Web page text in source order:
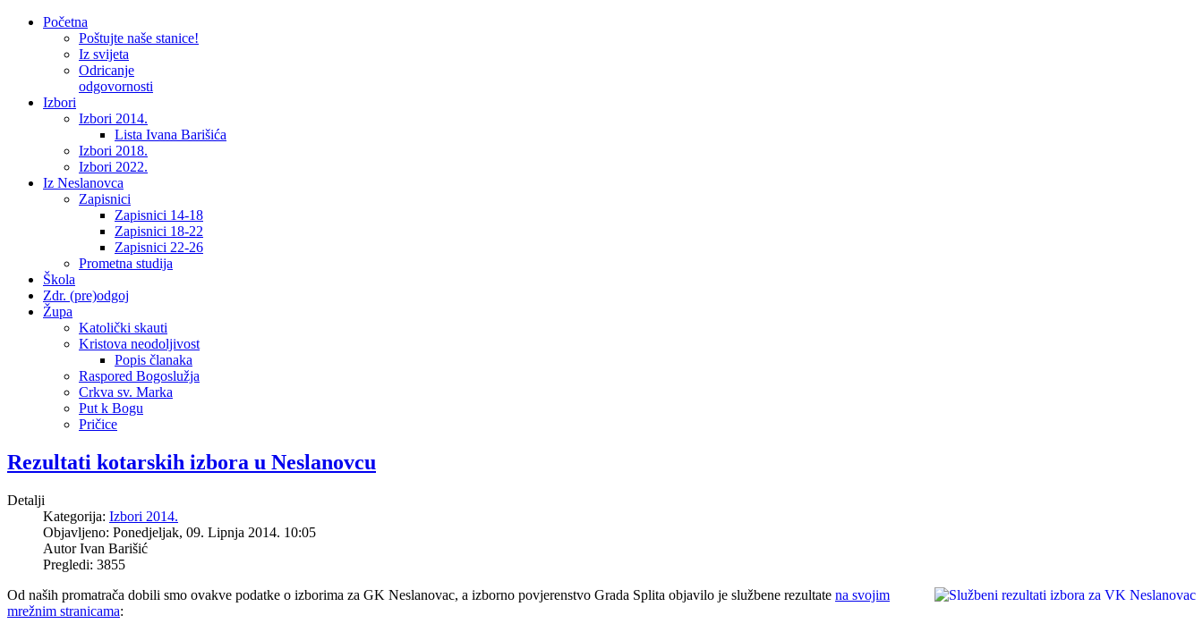
Početna
Poštujte naše stanice!
Iz svijeta
Odricanje
odgovornosti
Izbori
Izbori 2014.
Lista Ivana Barišića
Izbori 2018.
Izbori 2022.
Iz Neslanovca
Zapisnici
Zapisnici 14-18
Zapisnici 18-22
Zapisnici 22-26
Prometna studija
Škola
Zdr. (pre)odgoj
Župa
Katolički skauti
Kristova neodoljivost
Popis članaka
Raspored Bogoslužja
Crkva sv. Marka
Put k Bogu
Pričice
Rezultati kotarskih izbora u Neslanovcu
Detalji
Kategorija: Izbori 2014.
Objavljeno: Ponedjeljak, 09. Lipnja 2014. 10:05
AutorIvan Barišić
Pregledi: 3855
Od naših promatrača dobili smo ovakve podatke o izborima za GK Neslanovac, a izborno povjerenstvo Grada Splita objavilo je službene rezultate na svojim
mrežnim stranicama: